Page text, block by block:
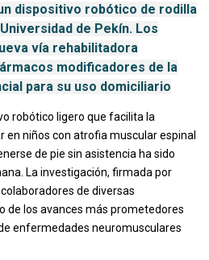
dispositivo robótico de rodilla
de Pekín. Los
vía rehabilitadora
modificadores de la
para su uso domiciliario
robótico ligero que facilita la
niños con atrofia muscular espinal
de pie sin asistencia ha sido
La investigación, firmada por
de diversas
de los avances más prometedores
enfermedades neuromusculares